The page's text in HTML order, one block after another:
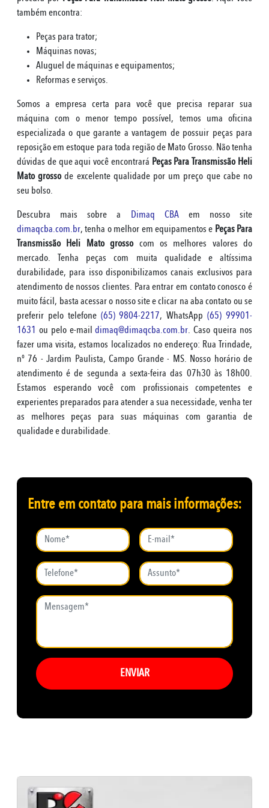
também encontra:
Peças para trator;
Máquinas novas;
Aluguel de máquinas e equipamentos;
Reformas e serviços.
Somos a empresa certa para você que precisa reparar sua
máquina com o menor tempo possível, temos uma oficina
especializada o que garante a vantagem de possuir peças para
reposição em estoque para toda região de Mato Grosso. Não tenha
dúvidas de que aqui você encontrará Peças Para Transmissão Heli
Mato grossode excelente qualidade por um preço que cabe no
seu bolso.
Descubra mais sobre a Dimaq CBAem nosso site
dimaqcba.com.br, tenha o melhor em equipamentos e Peças Para
Transmissão Heli Mato grossocom os melhores valores do
mercado. Tenha peças com muita qualidade e altíssima
durabilidade, para isso disponibilizamos canais exclusivos para
atendimento de nossos clientes. Para entrar em contato conosco é
muito fácil, basta acessar o nosso site e clicar na aba contato ou se
preferir pelo telefone (65) 9804-2217, WhatsApp(65) 99901-
1631 ou pelo e-maildimaq@dimaqcba.com.br. Caso queira nos
fazer uma visita, estamos localizados no endereço: Rua Trindade,
nº 76 - Jardim Paulista, Campo Grande - MS. Nosso horário de
atendimento é de segunda a sexta-feira das 07h30 às 18h00.
Estamos esperando você com profissionais competentes e
experientes preparados para atender a sua necessidade, venha ter
as melhores peças para suas máquinas com garantia de
qualidade e durabilidade.
Entre em contato para mais informações:
ENVIAR